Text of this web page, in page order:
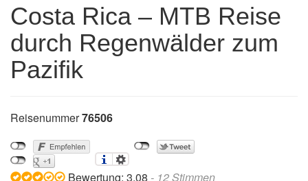
Costa Rica – MTB Reise
durch Regenwälder zum
Pazifik
Reisenummer76506
Bewertung: 3.08 - 12Stimmen